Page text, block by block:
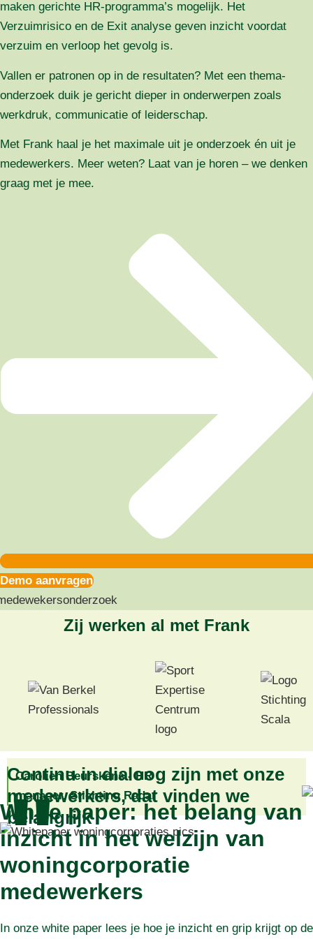
maken gerichte HR-programma’s mogelijk. Het
Verzuimrisico en de Exit analyse geven inzicht voordat
verzuim en verloop het gevolg is.
Vallen er patronen op in de resultaten? Met een thema-
onderzoek duik je gericht dieper in onderwerpen zoals
werkdruk, communicatie of leiderschap.
Met Frank haal je het maximale uit je onderzoek én uit je
medewerkers. Meer weten? Laat van je horen – we denken
graag met je mee.
Demo aanvragen
Zij werken al met Frank
Continu in dialoog zijn met onze
medewerkers, dat vinden we
belangrijk
"
Carolien Beurskens - HR
manager, Stichting Radar
White paper: het belang van
inzicht in het welzijn van
woningcorporatie
medewerkers
In onze white paper lees je hoe je inzicht en grip krijgt op de